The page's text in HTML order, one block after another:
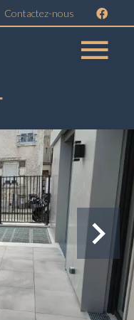
Contactez-nous